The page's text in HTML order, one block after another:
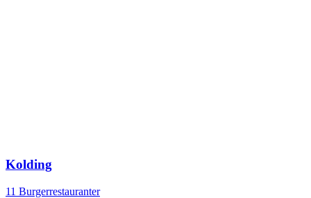
Kolding
11 Burgerrestauranter